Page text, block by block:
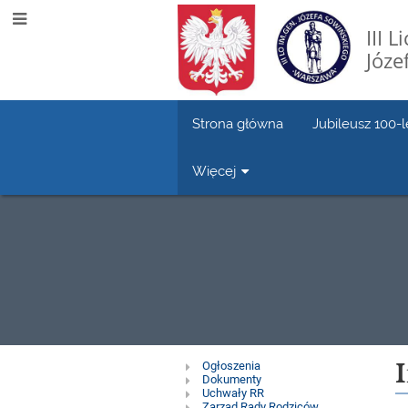
III
Strona główna Jubileusz 100-
Więcej
Rada
Ogłoszenia
Dokumenty
Uchwały RR